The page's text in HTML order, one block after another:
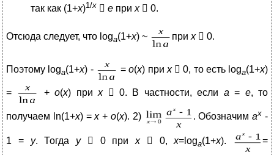
так как (1+x)1/x  e приx 0.
Отсюда следует, что loga(1+x) ~ при х 0.
Поэтому loga(1+x) - =о(х) при х 0, то есть loga(1+x)
= +о(х) прих 0. В частности, если а = е, то
получаем ln(1+x) =х+о(х). 2) . Обозначимах -
1 = у. Тогда y 0 при х 0,х=loga(1+x). =